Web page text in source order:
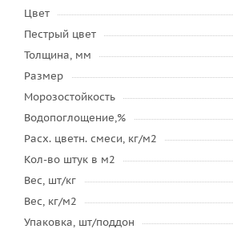
Цвет
Пестрый цвет
Толщина, мм
Размер
Морозостойкость
Водопоглощение,%
Расх. цветн. смеси, кг/м2
Кол-во штук в м2
Вес, шт/кг
Вес, кг/м2
Упаковка, шт/поддон